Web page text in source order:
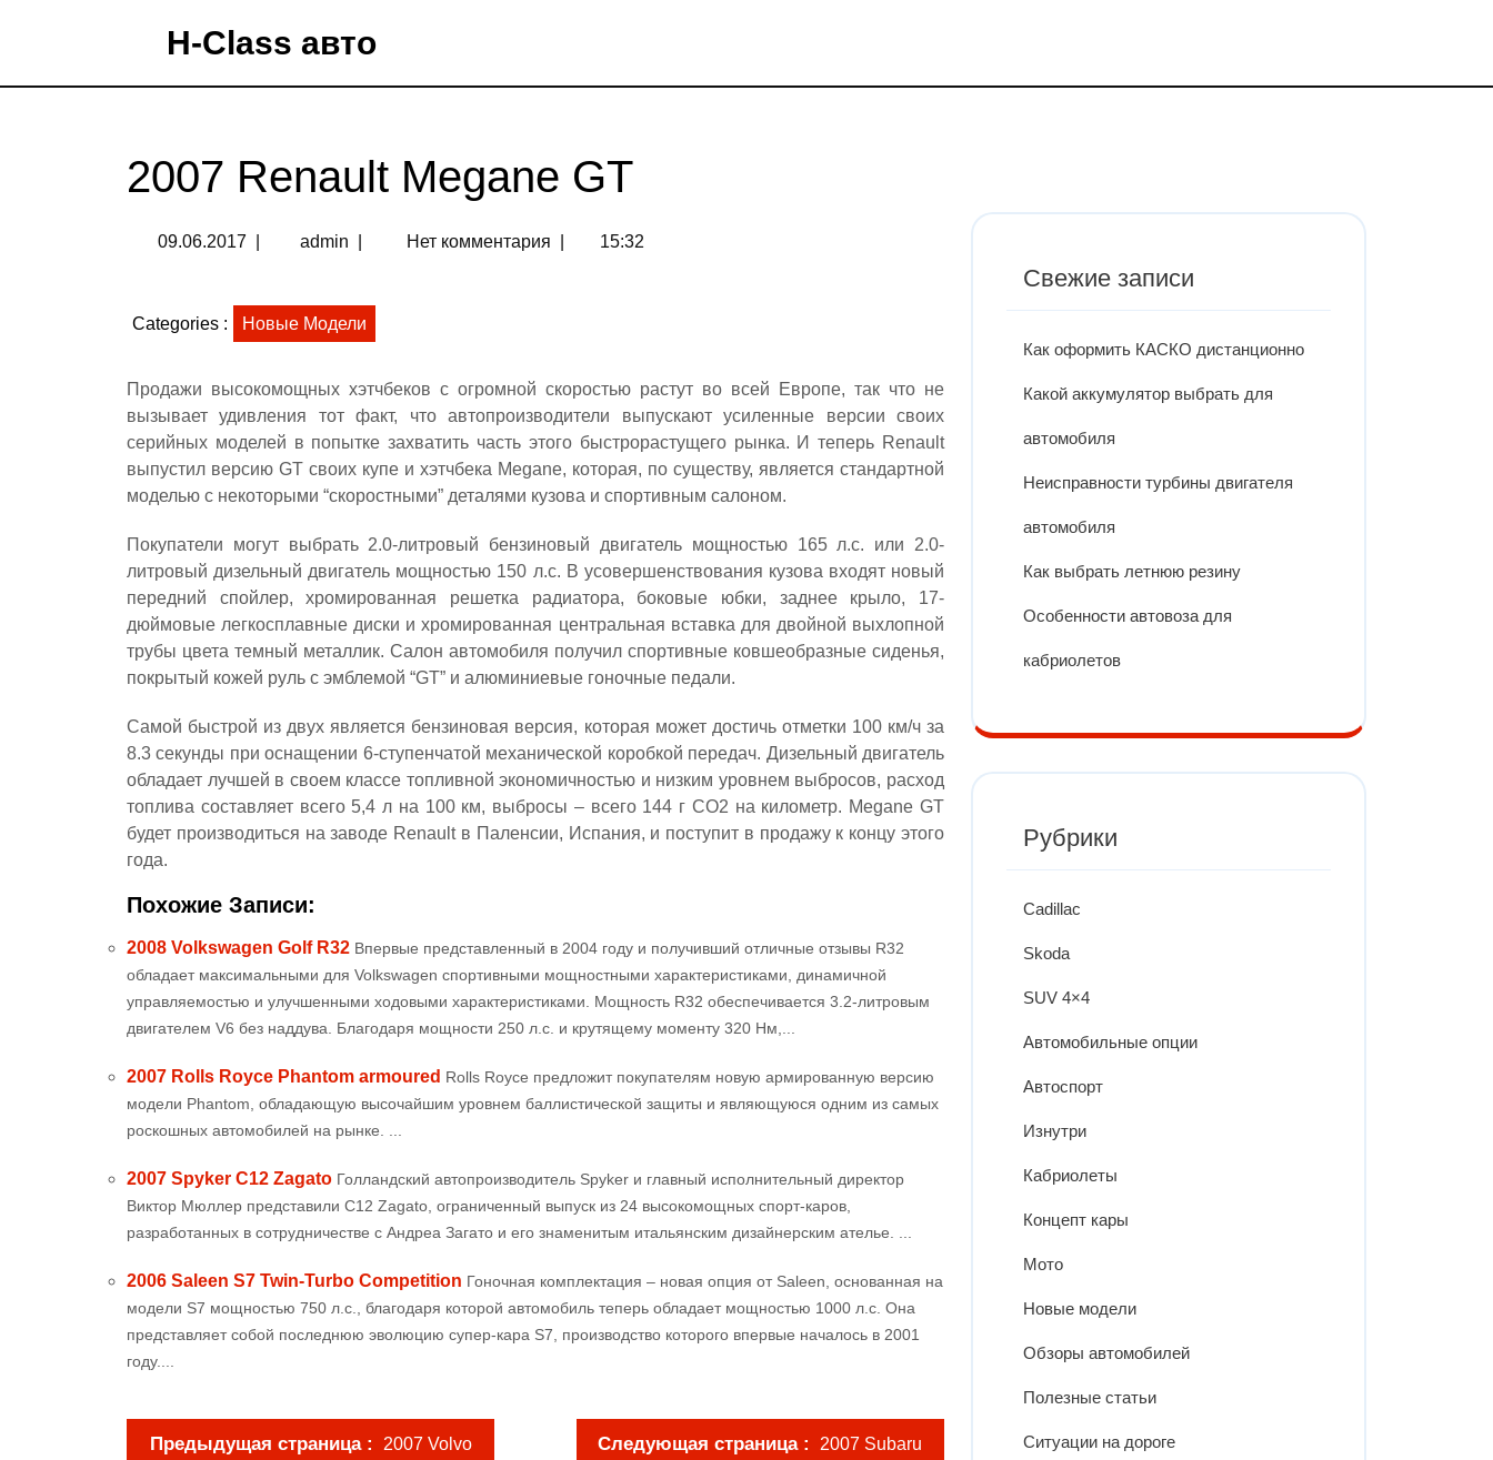
H-Class авто
2007 Renault Megane GT
09.06.2017 admin Нет комментария 15:32
Categories : Новые Модели
Продажи высокомощных хэтчбеков с огромной скоростью растут во всей Европе, так что не
вызывает удивления тот факт, что автопроизводители выпускают усиленные версии своих
серийных моделей в попытке захватить часть этого быстрорастущего рынка. И теперь Renault
выпустил версию GT своих купе и хэтчбека Megane, которая, по существу, является стандартной
моделью с некоторыми “скоростными” деталями кузова и спортивным салоном.
Покупатели могут выбрать 2.0-литровый бензиновый двигатель мощностью 165 л.с. или 2.0-
литровый дизельный двигатель мощностью 150 л.с. В усовершенствования кузова входят новый
передний спойлер, хромированная решетка радиатора, боковые юбки, заднее крыло, 17-
дюймовые легкосплавные диски и хромированная центральная вставка для двойной выхлопной
трубы цвета темный металлик. Салон автомобиля получил спортивные ковшеобразные сиденья,
покрытый кожей руль с эмблемой “GT” и алюминиевые гоночные педали.
Самой быстрой из двух является бензиновая версия, которая может достичь отметки 100 км/ч за
8.3 секунды при оснащении 6-ступенчатой механической коробкой передач. Дизельный двигатель
обладает лучшей в своем классе топливной экономичностью и низким уровнем выбросов, расход
топлива составляет всего 5,4 л на 100 км, выбросы – всего 144 г СО2 на километр. Megane GT
будет производиться на заводе Renault в Паленсии, Испания, и поступит в продажу к концу этого
года.
Похожие Записи:
2008 Volkswagen Golf R32 Впервые представленный в 2004 году и получивший отличные отзывы R32
обладает максимальными для Volkswagen спортивными мощностными характеристиками, динамичной
управляемостью и улучшенными ходовыми характеристиками. Мощность R32 обеспечивается 3.2-литровым
двигателем V6 без наддува. Благодаря мощности 250 л.с. и крутящему моменту 320 Нм,...
2007 Rolls Royce Phantom armoured Rolls Royce предложит покупателям новую армированную версию
модели Phantom, обладающую высочайшим уровнем баллистической защиты и являющуюся одним из самых
роскошных автомобилей на рынке. ...
2007 Spyker C12 Zagato Голландский автопроизводитель Spyker и главный исполнительный директор
Виктор Мюллер представили C12 Zagato, ограниченный выпуск из 24 высокомощных спорт-каров,
разработанных в сотрудничестве с Андреа Загато и его знаменитым итальянским дизайнерским ателье. ...
2006 Saleen S7 Twin-Turbo Competition Гоночная комплектация – новая опция от Saleen, основанная на
модели S7 мощностью 750 л.с., благодаря которой автомобиль теперь обладает мощностью 1000 л.с. Она
представляет собой последнюю эволюцию супер-кара S7, производство которого впервые началось в 2001
году....
Предыдущая страница
2007 Volvo
Следующая страница
2007 Subaru
Свежие записи
Как оформить КАСКО дистанционно
Какой аккумулятор выбрать для
автомобиля
Неисправности турбины двигателя
автомобиля
Как выбрать летнюю резину
Особенности автовоза для
кабриолетов
Рубрики
Cadillac
Skoda
SUV 4×4
Автомобильные опции
Автоспорт
Изнутри
Кабриолеты
Концепт кары
Мото
Новые модели
Обзоры автомобилей
Полезные статьи
Ситуации на дороге